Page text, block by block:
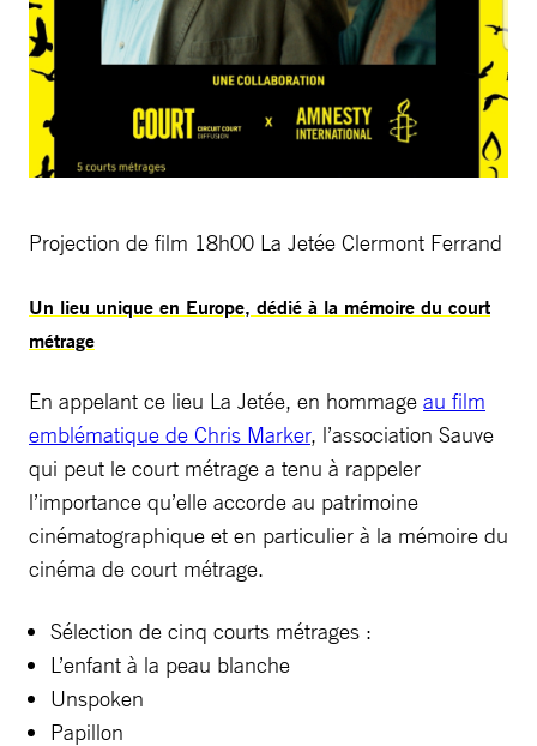
Projection de film 18h00 La Jetée Clermont Ferrand
Un lieu unique en Europe, dédié à la mémoire du court
métrage
En appelant ce lieu La Jetée, en hommage au film
emblématique de Chris Marker, l’association Sauve
qui peut le court métrage a tenu à rappeler
l’importance qu’elle accorde au patrimoine
cinématographique et en particulier à la mémoire du
cinéma de court métrage.
Sélection de cinq courts métrages :
L’enfant à la peau blanche
Unspoken
Papillon